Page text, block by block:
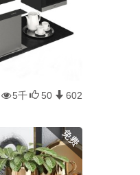
5千 50 602